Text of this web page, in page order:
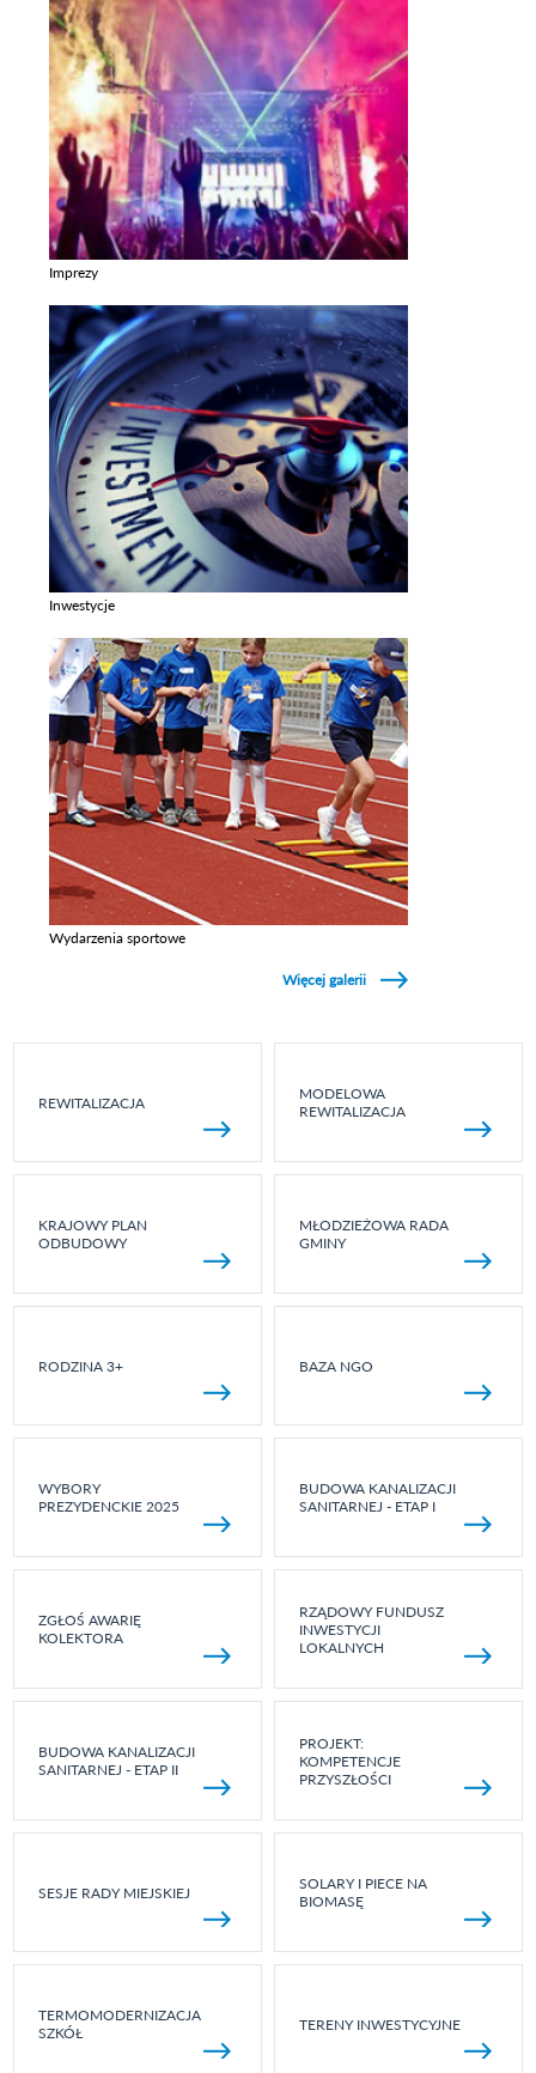
Imprezy
Inwestycje
Wydarzenia sportowe
Więcej galerii
REWITALIZACJA
MODELOWA
REWITALIZACJA
KRAJOWY PLAN
ODBUDOWY
MŁODZIEŻOWA RADA
GMINY
RODZINA 3+ BAZA NGO
WYBORY
PREZYDENCKIE 2025
BUDOWA KANALIZACJI
SANITARNEJ - ETAP I
ZGŁOŚ AWARIĘ
KOLEKTORA
RZĄDOWY FUNDUSZ
INWESTYCJI
LOKALNYCH
BUDOWA KANALIZACJI
SANITARNEJ - ETAP II
PROJEKT:
KOMPETENCJE
PRZYSZŁOŚCI
SESJE RADY MIEJSKIEJ
SOLARY I PIECE NA
BIOMASĘ
TERMOMODERNIZACJA
SZKÓŁ
TERENY INWESTYCYJNE